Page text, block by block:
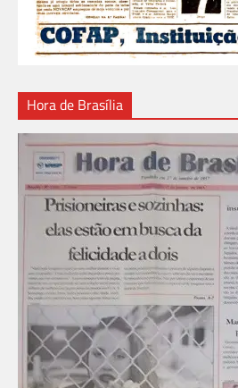
Hora de Brasília